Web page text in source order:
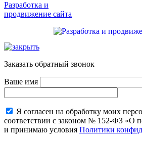
Разработка и
продвижение сайта
Заказать обратный звонок
Ваше имя
Я согласен на обработку моих
соответствии с законом № 152-ФЗ «О
и принимаю условия Политики